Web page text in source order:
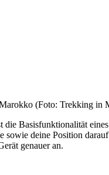
(Foto: Trekking in
Basisfunktionalität
sowie deine Position
genauer an.